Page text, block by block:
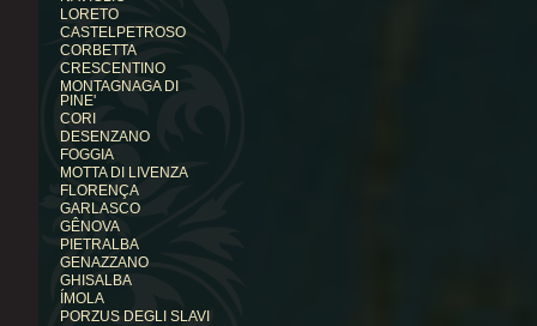
LORETO
CASTELPETROSO
CORBETTA
CRESCENTINO
MONTAGNAGA DI
PINE'
CORI
DESENZANO
FOGGIA
MOTTA DI LIVENZA
FLORENÇA
GARLASCO
GÊNOVA
PIETRALBA
GENAZZANO
GHISALBA
ÍMOLA
PORZUS DEGLI SLAVI